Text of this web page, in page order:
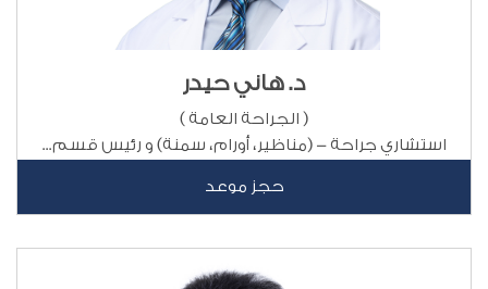
د. هاني حيدر
( الجراحة العامة )
استشاري جراحة - (مناظير، أورام، سمنة) و رئيس قسم...
حجز موعد